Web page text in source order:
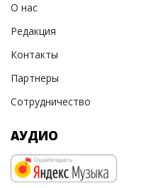
О нас
Редакция
Контакты
Партнеры
Сотрудничество
АУДИО